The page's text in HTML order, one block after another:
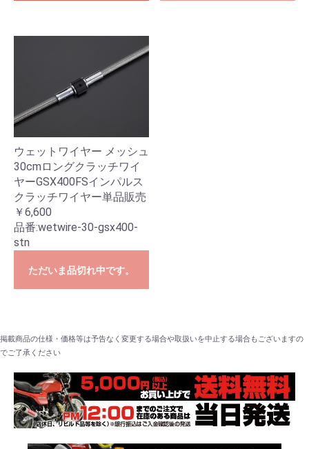
ウェットワイヤー メッシュ
30cmロングクラッチワイ
ヤーGSX400FSインパルス
クラッチワイヤー単品販売
￥6,600
品番:wetwire-30-gsx400-
stn
ただいま品切れ中です。
お買い物を続ける
掲載商品の仕様・価格等は予告なく変更する場合や取扱いを中止する場合もございますの
でご了承ください